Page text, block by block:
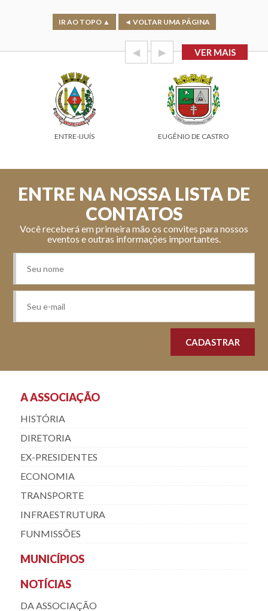
IR AO TOPO ▲ ◄ VOLTAR UMA PÁGINA
◀ ▶ VER MAIS
ENTRE-IJUÍS EUGÊNIO DE CASTRO
A ASSOCIAÇÃO
HISTÓRIA
DIRETORIA
EX-PRESIDENTES
ECONOMIA
TRANSPORTE
INFRAESTRUTURA
FUNMISSÕES
MUNICÍPIOS
NOTÍCIAS
DA ASSOCIAÇÃO
ENTRE NA NOSSA LISTA DE
CONTATOS
Você receberá em primeira mão os convites para nossos
eventos e outras informações importantes.